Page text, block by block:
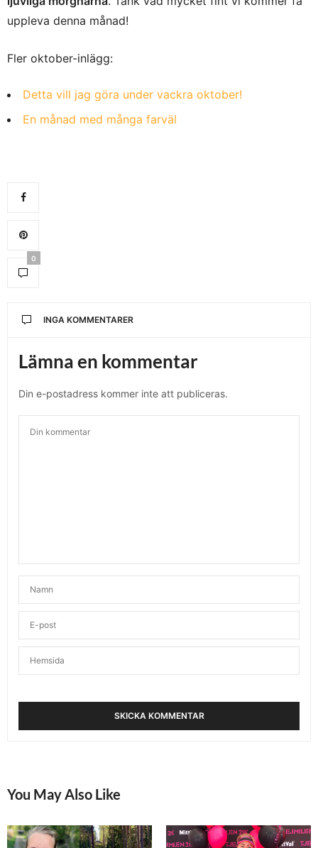
uppleva denna månad!
Fler oktober-inlägg:
Detta vill jag göra under vackra oktober!
En månad med många farväl
0
INGA KOMMENTARER
Lämna en kommentar
Din e-postadress kommer inte att publiceras.
You May Also Like